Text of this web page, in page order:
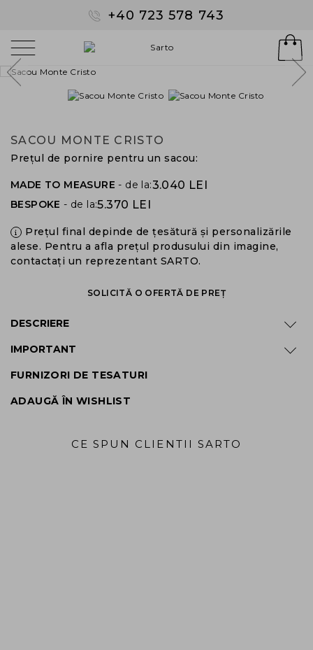
+40 723 578 743
SACOU MONTE CRISTO
Prețul de pornire pentru un sacou:
MADE TO MEASURE - de la:3.040 LEI
BESPOKE - de la:5.370 LEI
Prețul final depinde de țesătură și personalizările
alese. Pentru a afla prețul produsului din imagine,
contactați un reprezentant SARTO.
SOLICITĂ O OFERTĂ DE PREȚ
DESCRIERE
IMPORTANT
FURNIZORI DE TESATURI
ADAUGĂ ÎN WISHLIST
CE SPUN CLIENTII SARTO